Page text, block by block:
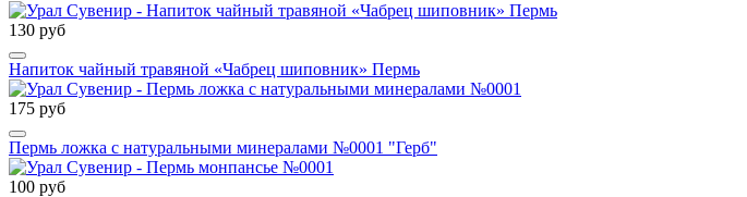
130 руб
Напиток чайный травяной «Чабрец шиповник» Пермь
175 руб
Пермь ложка с натуральными минералами №0001 "Герб"
100 руб